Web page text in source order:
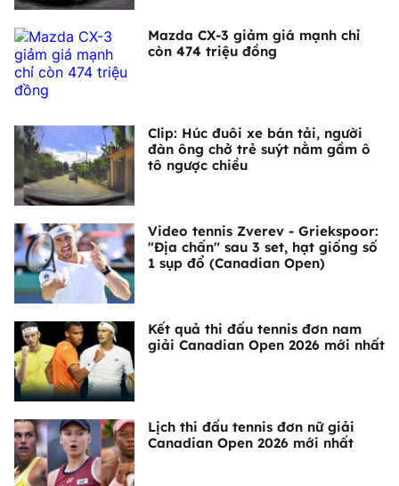
Mazda CX-3 giảm giá mạnh chỉ
còn 474 triệu đồng
Clip: Húc đuôi xe bán tải, người
đàn ông chở trẻ suýt nằm gầm ô
tô ngược chiều
Video tennis Zverev - Griekspoor:
"Địa chấn" sau 3 set, hạt giống số
1 sụp đổ (Canadian Open)
Kết quả thi đấu tennis đơn nam
giải Canadian Open 2026 mới nhất
Lịch thi đấu tennis đơn nữ giải
Canadian Open 2026 mới nhất